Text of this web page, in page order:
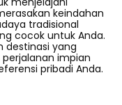
keindahan
tradisional
cocok untuk Anda.
destinasi yang
impian
pribadi Anda.